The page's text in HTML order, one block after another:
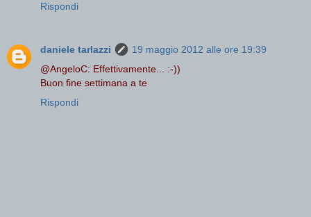
Rispondi
daniele tarlazzi
19 maggio 2012 alle ore 19:39
@AngeloC: Effettivamente... :-))
Buon fine settimana a te
Rispondi